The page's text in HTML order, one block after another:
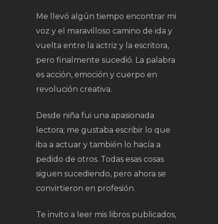
Me llevó algún tiempo encontrar mi
voz y el maravilloso camino de ida y
vuelta entre la actriz y la escritora,
pero finalmente sucedió. La palabra
es acción, emoción y cuerpo en
revolución creativa.
Desde niña fui una apasionada
lectora; me gustaba escribir lo que
iba a actuar y también lo hacía a
pedido de otros. Todas esas cosas
siguen sucediendo, pero ahora se
convirtieron en profesión.
Te invito a leer mis libros publicados,